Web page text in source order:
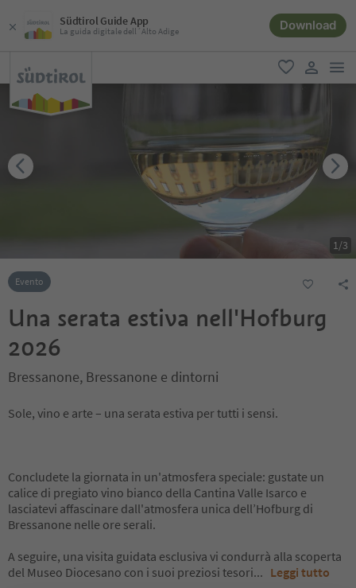
Südtirol Guide App
La guida digitale dell´Alto Adige Download
favoriti
user link
1/3
Evento
Una serata estiva nell'Hofburg
2026
Bressanone, Bressanone e dintorni
Sole, vino e arte – una serata estiva per tutti i sensi.
Concludete la giornata in un'atmosfera speciale: gustate un
calice di pregiato vino bianco della Cantina Valle Isarco e
lasciatevi affascinare dall'atmosfera unica dell’Hofburg di
Bressanone nelle ore serali.
A seguire, una visita guidata esclusiva vi condurrà alla scoperta
del Museo Diocesano con i suoi preziosi tesori... Leggi tutto